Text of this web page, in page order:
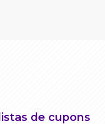
de cupons